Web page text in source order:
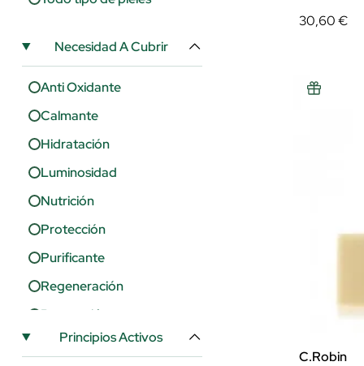
Necesidad A Cubrir
Anti Oxidante
Calmante
Hidratación
Luminosidad
Nutrición
Protección
Purificante
Regeneración
Reparación
Suavidad
Principios Activos
30,60 €
C.Robin